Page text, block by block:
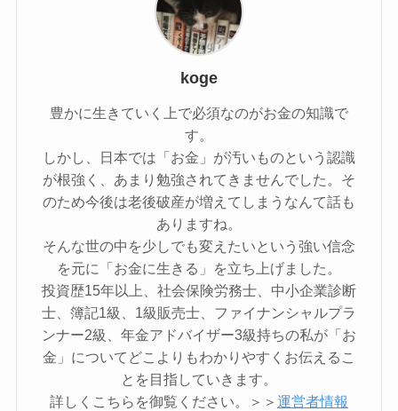
koge
豊かに生きていく上で必須なのがお金の知識で
す。
しかし、日本では「お金」が汚いものという認識
が根強く、あまり勉強されてきませんでした。そ
のため今後は老後破産が増えてしまうなんて話も
ありますね。
そんな世の中を少しでも変えたいという強い信念
を元に「お金に生きる」を立ち上げました。
投資歴15年以上、社会保険労務士、中小企業診断
士、簿記1級、1級販売士、ファイナンシャルプラ
ンナー2級、年金アドバイザー3級持ちの私が「お
金」についてどこよりもわかりやすくお伝えるこ
とを目指していきます。
詳しくこちらを御覧ください。＞＞ 運営者情報